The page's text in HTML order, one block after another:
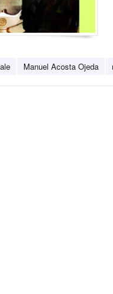
Manuel Acosta Ojeda